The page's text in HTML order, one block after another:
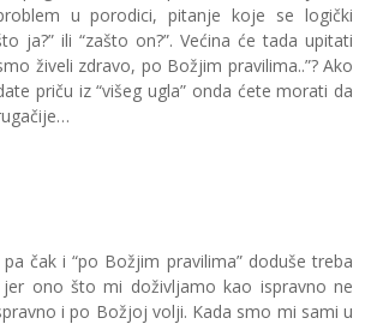
u porodici, pitanje koje se logički
ja?” ili “zašto on?”. Većina će tada upitati
živeli zdravo, po Božjim pravilima..”? Ako
priču iz “višeg ugla” onda ćete morati da
pa čak i “po Božjim pravilima” doduše treba
ono što mi doživljamo kao ispravno ne
i po Božjoj volji. Kada smo mi sami u